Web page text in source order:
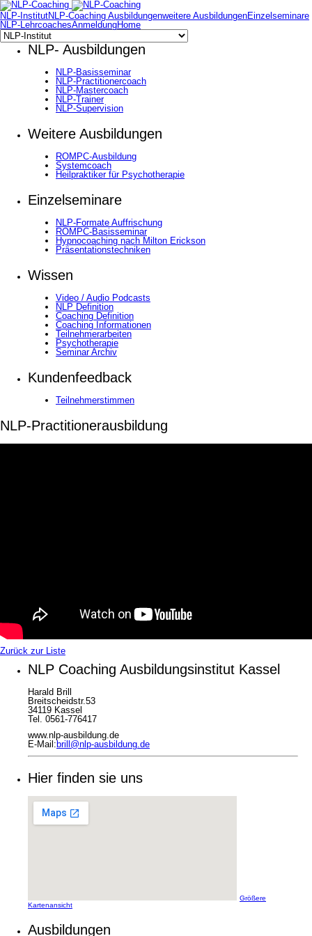
NLP-InstitutNLP-Coaching Ausbildungenweitere AusbildungenEinzelseminare
NLP-LehrcoachesAnmeldungHome
NLP- Ausbildungen
NLP-Basisseminar
NLP-Practitionercoach
NLP-Mastercoach
NLP-Trainer
NLP-Supervision
Weitere Ausbildungen
ROMPC-Ausbildung
Systemcoach
Heilpraktiker für Psychotherapie
Einzelseminare
NLP-Formate Auffrischung
ROMPC-Basisseminar
Hypnocoaching nach Milton Erickson
Präsentationstechniken
Wissen
Video / Audio Podcasts
NLP Definition
Coaching Definition
Coaching Informationen
Teilnehmerarbeiten
Psychotherapie
Seminar Archiv
Kundenfeedback
Teilnehmerstimmen
NLP-Practitionerausbildung
Zurück zur Liste
NLP Coaching Ausbildungsinstitut Kassel
Harald Brill
Breitscheidstr.53
34119 Kassel
Tel. 0561-776417
www.nlp-ausbildung.de
E-Mail: brill@nlp-ausbildung.de
Hier finden sie uns
Größere
Kartenansicht
Ausbildungen